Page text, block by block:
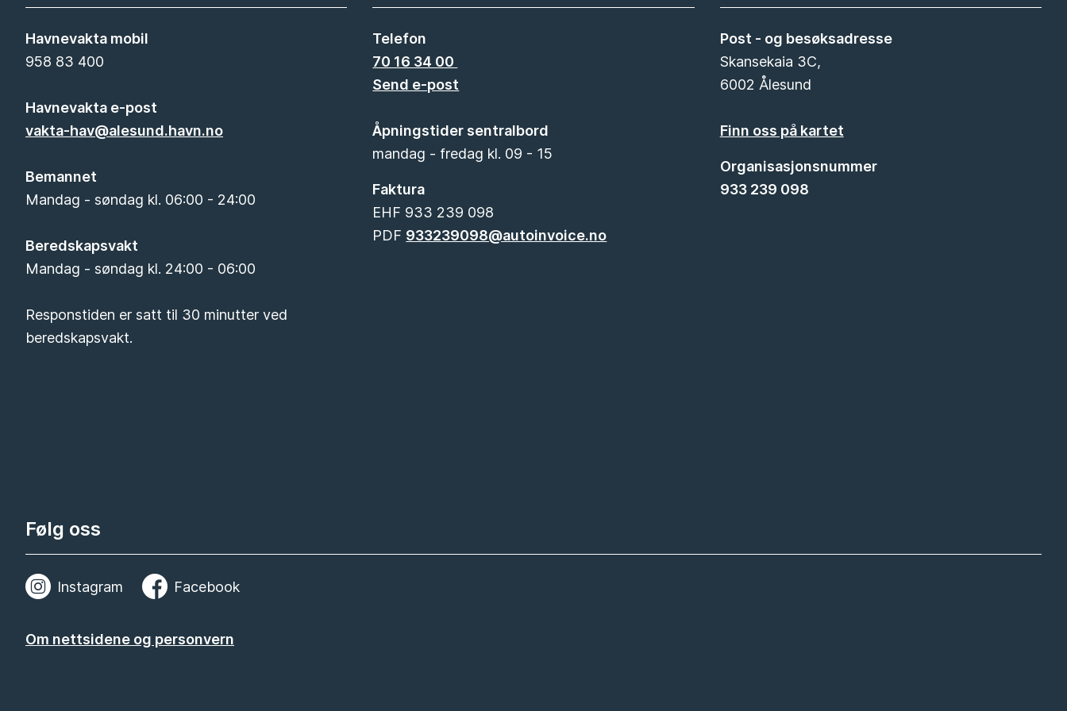
Havnevakta mobil
958 83 400
Havnevakta e-post
vakta-hav@alesund.havn.no
Bemannet
Mandag - søndag kl. 06:00 - 24:00
Beredskapsvakt
Mandag - søndag kl. 24:00 - 06:00
Responstiden er satt til 30 minutter ved
beredskapsvakt.
Telefon
70 16 34 00
Send e-post
Åpningstider sentralbord
mandag - fredag kl. 09 - 15
Faktura
EHF 933 239 098
PDF 933239098@autoinvoice.no
Post - og besøksadresse
Skansekaia 3C,
6002 Ålesund
Finn oss på kartet
Organisasjonsnummer
933 239 098
Følg oss
Instagram Facebook
Om nettsidene og personvern